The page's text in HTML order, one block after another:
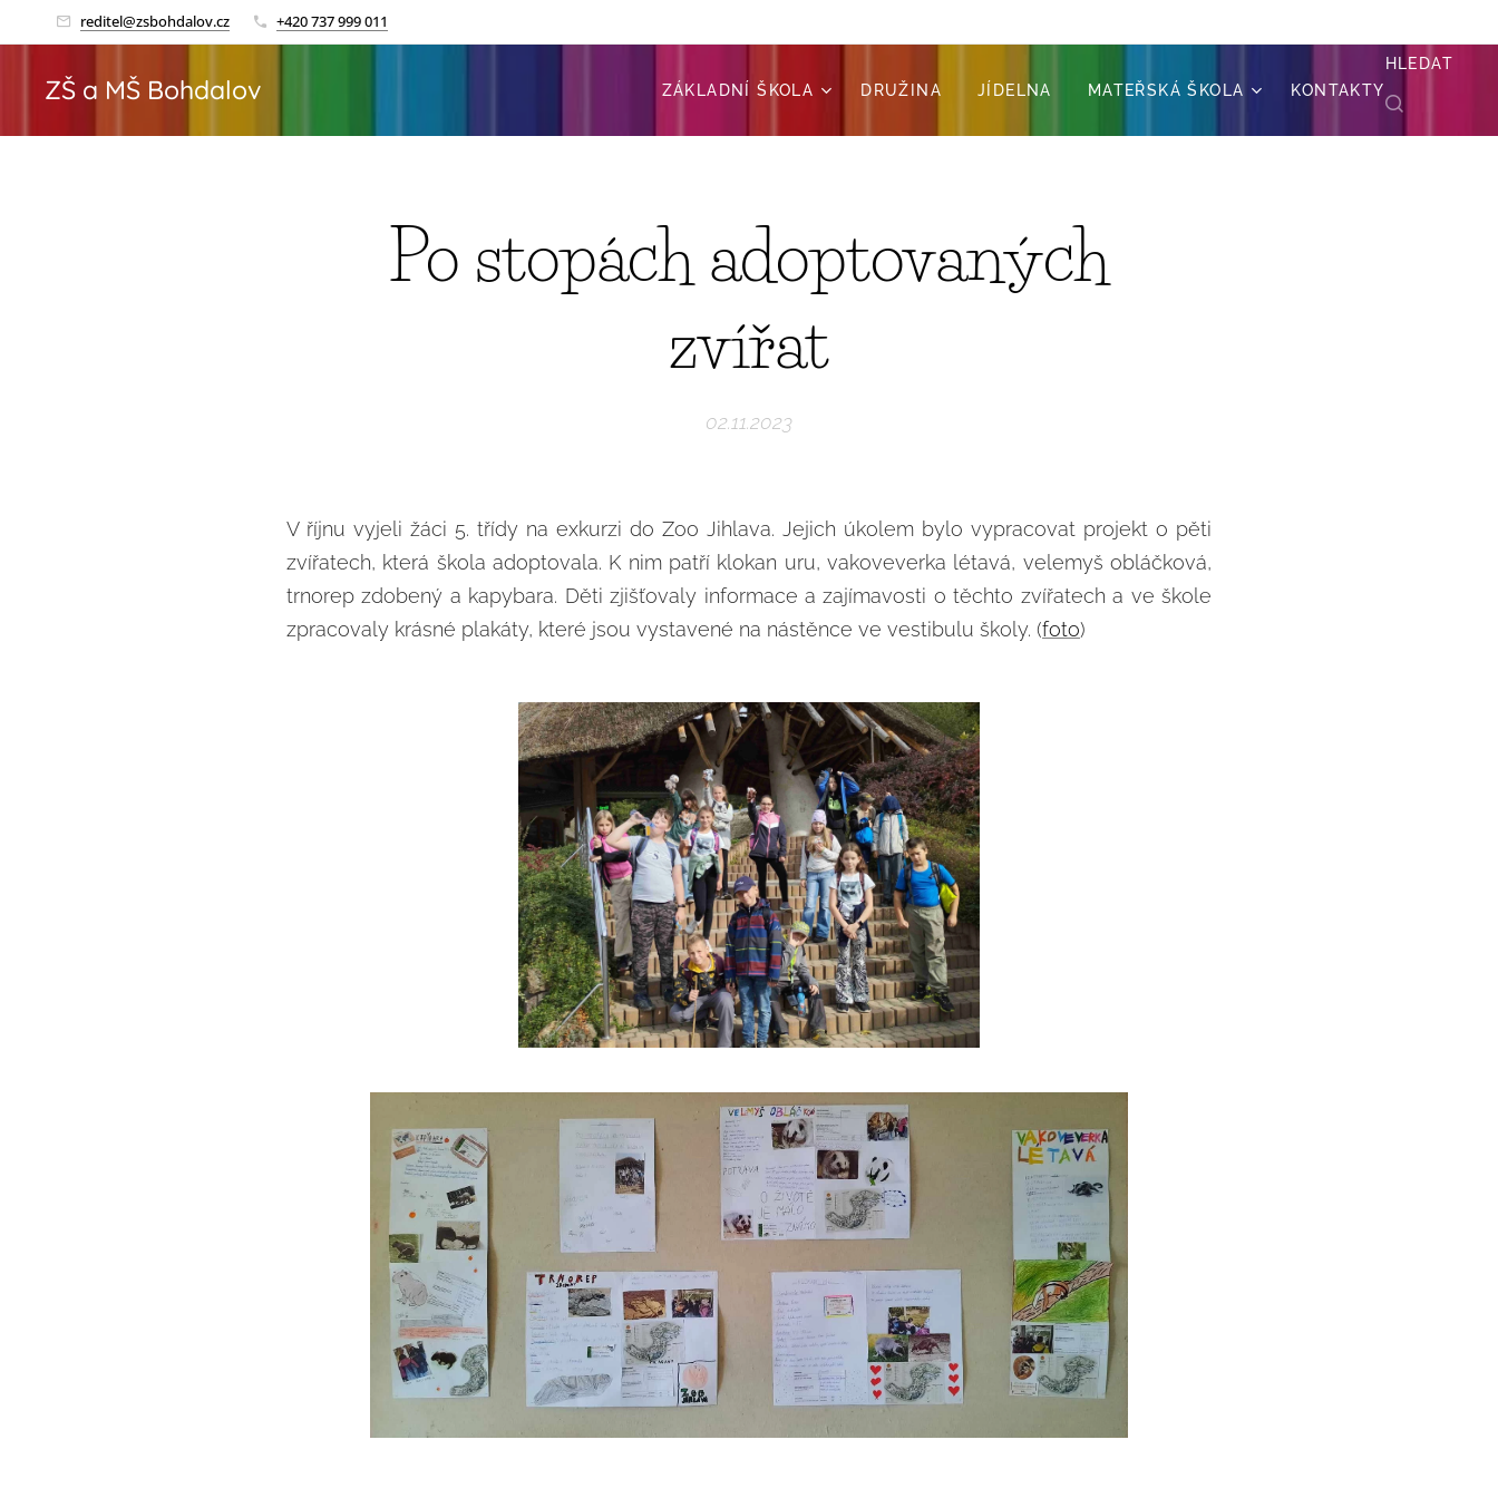
reditel@zsbohdalov.cz +420 737 999 011
ZŠ a MŠ Bohdalov ZÁKLADNÍ ŠKOLA DRUŽINA JÍDELNA MATEŘSKÁ ŠKOLA KONTAKTY
HLEDAT
Po stopách adoptovaných
zvířat
02.11.2023
V říjnu vyjeli žáci 5. třídy na exkurzi do Zoo Jihlava. Jejich úkolem bylo vypracovat projekt o pěti
zvířatech, která škola adoptovala. K nim patří klokan uru, vakoveverka létavá, velemyš obláčková,
trnorep zdobený a kapybara. Děti zjišťovaly informace a zajímavosti o těchto zvířatech a ve škole
zpracovaly krásné plakáty, které jsou vystavené na nástěnce ve vestibulu školy. (foto)